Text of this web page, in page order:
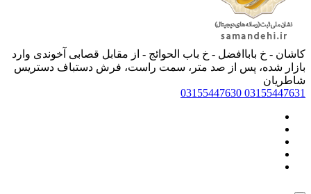
کاشان - خ باباافضل - خ باب الحوائج - از مقابل قصابی آخوندی وارد
بازار شده، پس از صد متر، سمت راست، فرش دستباف دستریس
شاطریان
03155447631
03155447630